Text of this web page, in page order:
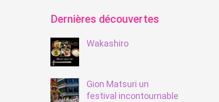
Dernières découvertes
Wakashiro
Gion Matsuri un
festival incontournable